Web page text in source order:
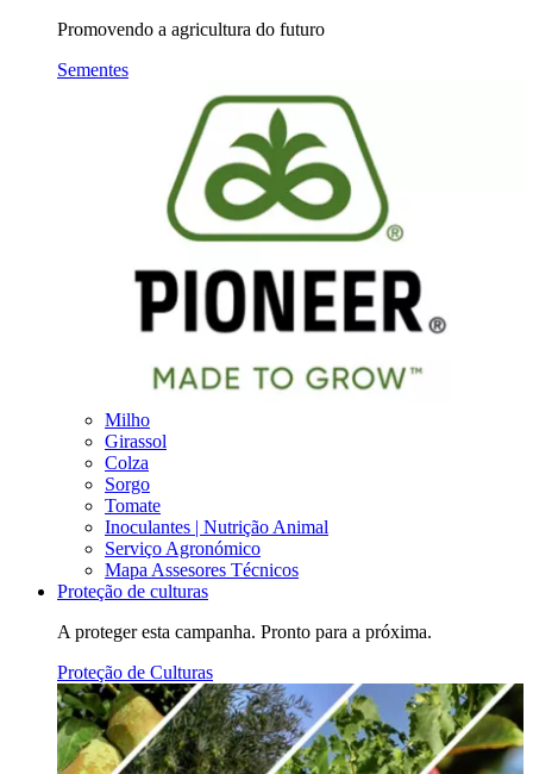
Promovendo a agricultura do futuro
Sementes
Milho
Girassol
Colza
Sorgo
Tomate
Inoculantes | Nutrição Animal
Serviço Agronómico
Mapa Assesores Técnicos
Proteção de culturas
A proteger esta campanha. Pronto para a próxima.
Proteção de Culturas